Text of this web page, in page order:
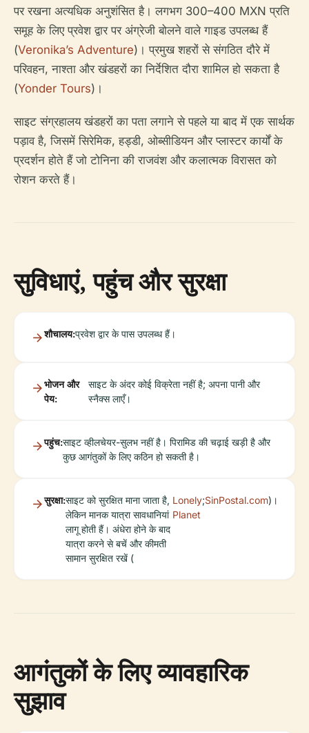
पर रखना अत्यधिक अनुशंसित है। लगभग 300–400 MXN प्रति
समूह के लिए प्रवेश द्वार पर अंग्रेजी बोलने वाले गाइड उपलब्ध हैं
(Veronika’s Adventure)। प्रमुख शहरों से संगठित दौरे में
परिवहन, नाश्ता और खंडहरों का निर्देशित दौरा शामिल हो सकता है
(Yonder Tours)।
साइट संग्रहालय खंडहरों का पता लगाने से पहले या बाद में एक सार्थक
पड़ाव है, जिसमें सिरेमिक, हड्डी, ओब्सीडियन और प्लास्टर कार्यों के
प्रदर्शन होते हैं जो टोनिना की राजवंश और कलात्मक विरासत को
रोशन करते हैं।
सुविधाएं, पहुंच और सुरक्षा
शौचालय:प्रवेश द्वार के पास उपलब्ध हैं।
भोजन और
पेय:
साइट के अंदर कोई विक्रेता नहीं है; अपना पानी और
स्नैक्स लाएँ।
पहुंच:साइट व्हीलचेयर-सुलभ नहीं है। पिरामिड की चढ़ाई खड़ी है और
कुछ आगंतुकों के लिए कठिन हो सकती है।
सुरक्षा:साइट को सुरक्षित माना जाता है,
लेकिन मानक यात्रा सावधानियां
लागू होती हैं। अंधेरा होने के बाद
यात्रा करने से बचें और कीमती
सामान सुरक्षित रखें (
Lonely
Planet
;SinPostal.com)।
आगंतुकों के लिए व्यावहारिक
सुझाव